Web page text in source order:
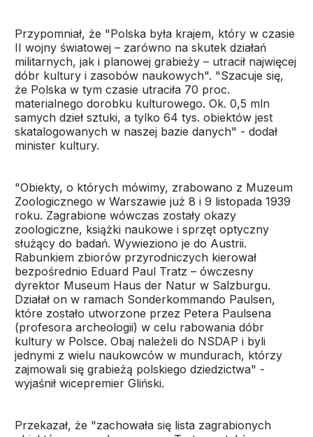
Przypomniał, że "Polska była krajem, który w czasie
II wojny światowej – zarówno na skutek działań
militarnych, jak i planowej grabieży – utracił najwięcej
dóbr kultury i zasobów naukowych". "Szacuje się,
że Polska w tym czasie utraciła 70 proc.
materialnego dorobku kulturowego. Ok. 0,5 mln
samych dzieł sztuki, a tylko 64 tys. obiektów jest
skatalogowanych w naszej bazie danych" - dodał
minister kultury.
"Obiekty, o których mówimy, zrabowano z Muzeum
Zoologicznego w Warszawie już 8 i 9 listopada 1939
roku. Zagrabione wówczas zostały okazy
zoologiczne, książki naukowe i sprzęt optyczny
służący do badań. Wywieziono je do Austrii.
Rabunkiem zbiorów przyrodniczych kierował
bezpośrednio Eduard Paul Tratz – ówczesny
dyrektor Museum Haus der Natur w Salzburgu.
Działał on w ramach Sonderkommando Paulsen,
które zostało utworzone przez Petera Paulsena
(profesora archeologii) w celu rabowania dóbr
kultury w Polsce. Obaj należeli do NSDAP i byli
jednymi z wielu naukowców w mundurach, którzy
zajmowali się grabieżą polskiego dziedzictwa" -
wyjaśnił wicepremier Gliński.
Przekazał, że "zachowała się lista zagrabionych